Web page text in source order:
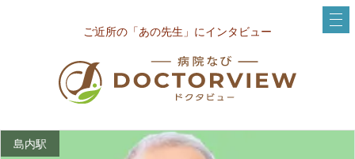
ご近所の「あの先生」にインタビュー
島内駅